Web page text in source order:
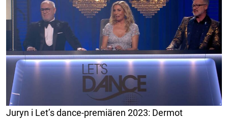
Juryn i Let’s dance-premiären 2023: Dermot